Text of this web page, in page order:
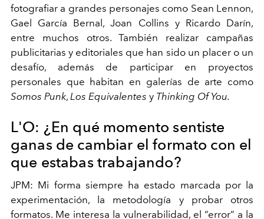
fotografiar a grandes personajes como Sean Lennon,
Gael García Bernal, Joan Collins y Ricardo Darín,
entre muchos otros. También realizar campañas
publicitarias y editoriales que han sido un placer o un
desafío, además de participar en proyectos
personales que habitan en galerías de arte como
Somos Punk, Los Equivalentes y Thinking Of You.
L'O: ¿En qué momento sentiste
ganas de cambiar el formato con el
que estabas trabajando?
JPM: Mi forma siempre ha estado marcada por la
experimentación, la metodología y probar otros
formatos. Me interesa la vulnerabilidad, el “error” a la